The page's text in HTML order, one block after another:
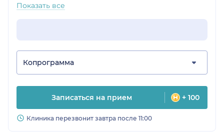
Показать все
Копрограмма
Записаться на прием + 100
Клиника перезвонит завтра после 11:00